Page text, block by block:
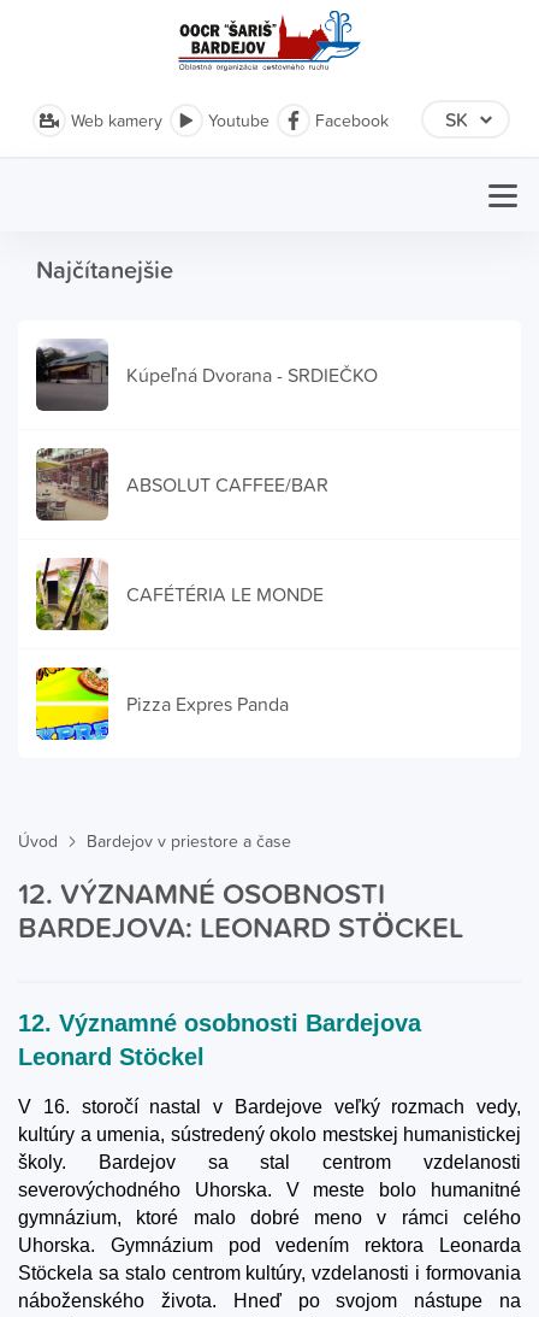
Web kamery Youtube Facebook
Najčítanejšie
Kúpeľná Dvorana - SRDIEČKO
ABSOLUT CAFFEE/BAR
CAFÉTÉRIA LE MONDE
Pizza Expres Panda
Úvod Bardejov v priestore a čase
12. VÝZNAMNÉ OSOBNOSTI
BARDEJOVA: LEONARD STÖCKEL
12. Významné osobnosti Bardejova
Leonard Stöckel
V 16. storočí nastal v Bardejove veľký rozmach vedy,
kultúry a umenia, sústredený okolo mestskej humanistickej
školy. Bardejov sa stal centrom vzdelanosti
severovýchodného Uhorska. V meste bolo humanitné
gymnázium, ktoré malo dobré meno v rámci celého
Uhorska. Gymnázium pod vedením rektora Leonarda
Stöckela sa stalo centrom kultúry, vzdelanosti i formovania
náboženského života. Hneď po svojom nástupe na